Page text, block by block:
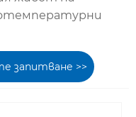
запитване >>